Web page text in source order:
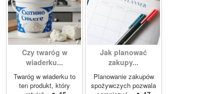
Czy twaróg w
wiaderku...
Twaróg w wiaderku to
ten produkt, który
Jak planować
zakupy...
Planowanie zakupów
spożywczych pozwala